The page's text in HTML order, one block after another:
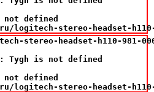
not defined
logitech-stereo-headset-
headset-h110-981-
Tygh is not defined
not defined
logitech-stereo-headset-